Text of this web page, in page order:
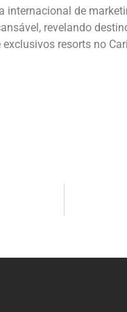
internacional de
revelando
resorts no